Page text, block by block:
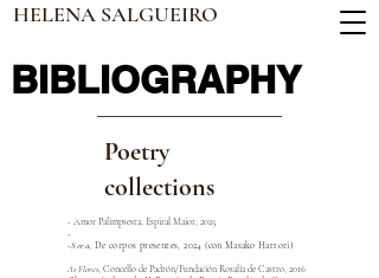
HELENA SALGUEIRO
BIBLIOGRAPHY
Poetry
collections
​- Amor Palimpsesta, Espiral Maior, 2025
-
-Sora, De corpos presentes, 2024 (conMasako Hattori)
As Flores, Concello de Padrón/Fundación Rosalía de Castro, 2016